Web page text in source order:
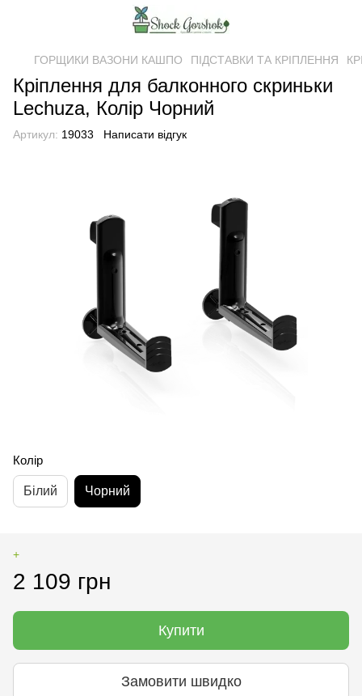
ГОРЩИКИ ВАЗОНИ КАШПО ПІДСТАВКИ ТА КРІПЛЕННЯ
Кріплення для балконного скриньки
Lechuza, Колір Чорний
Артикул: 19033 Написати відгук
Колір
Білий Чорний
+
2 109 грн
Купити
Замовити швидко